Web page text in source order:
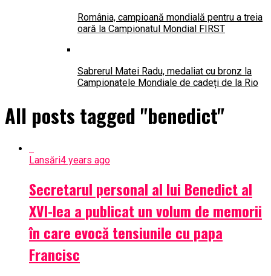
România, campioană mondială pentru a treia
oară la Campionatul Mondial FIRST
Sabrerul Matei Radu, medaliat cu bronz la
Campionatele Mondiale de cadeți de la Rio
All posts tagged "benedict"
Lansări4 years ago
Secretarul personal al lui Benedict al
XVI-lea a publicat un volum de memorii
în care evocă tensiunile cu papa
Francisc